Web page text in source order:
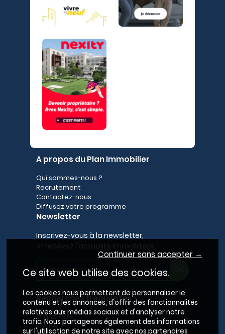
A propos du Plan Immobilier
Qui sommes-nous ?
Recrutement
Contactez-nous
Diffusez votre programme
Newsletter
Inscrivez-vous à la newsletter,
Recherches fréquentes
Grand Paris
Rhône
Continuer sans accepter →
Ce site web utilise des cookies.
Les cookies nous permettent de personnaliser le
contenu et les annonces, d'offrir des fonctionnalités
relatives aux médias sociaux et d'analyser notre
trafic. Nous partageons également des informations
sur l'utilisation de notre site avec nos partenaires